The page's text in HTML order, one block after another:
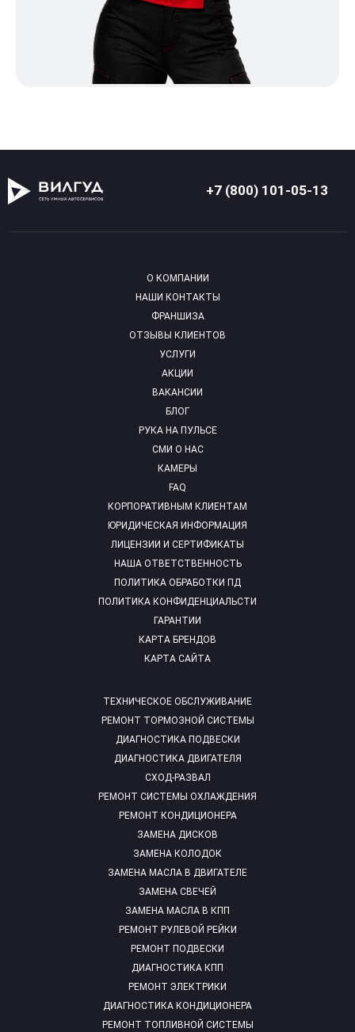
+7 (800) 101-05-13
О КОМПАНИИ
НАШИ КОНТАКТЫ
ФРАНШИЗА
ОТЗЫВЫ КЛИЕНТОВ
УСЛУГИ
АКЦИИ
ВАКАНСИИ
БЛОГ
РУКА НА ПУЛЬСЕ
СМИ О НАС
КАМЕРЫ
FAQ
ТЕХНИЧЕСКОЕ ОБСЛУЖИВАНИЕ
РЕМОНТ ТОРМОЗНОЙ СИСТЕМЫ
ДИАГНОСТИКА ПОДВЕСКИ
ДИАГНОСТИКА ДВИГАТЕЛЯ
СХОД-РАЗВАЛ
РЕМОНТ СИСТЕМЫ ОХЛАЖДЕНИЯ
РЕМОНТ КОНДИЦИОНЕРА
ЗАМЕНА ДИСКОВ
ЗАМЕНА КОЛОДОК
ЗАМЕНА МАСЛА В ДВИГАТЕЛЕ
ЗАМЕНА СВЕЧЕЙ
ЗАМЕНА МАСЛА В КПП
РЕМОНТ РУЛЕВОЙ РЕЙКИ
РЕМОНТ ПОДВЕСКИ
ДИАГНОСТИКА КПП
РЕМОНТ ЭЛЕКТРИКИ
ДИАГНОСТИКА КОНДИЦИОНЕРА
РЕМОНТ ТОПЛИВНОЙ СИСТЕМЫ
КОРПОРАТИВНЫМ КЛИЕНТАМ
ЮРИДИЧЕСКАЯ ИНФОРМАЦИЯ
ЛИЦЕНЗИИ И СЕРТИФИКАТЫ
НАША ОТВЕТСТВЕННОСТЬ
ПОЛИТИКА ОБРАБОТКИ ПД
ПОЛИТИКА КОНФИДЕНЦИАЛЬСТИ
ГАРАНТИИ
КАРТА БРЕНДОВ
КАРТА САЙТА